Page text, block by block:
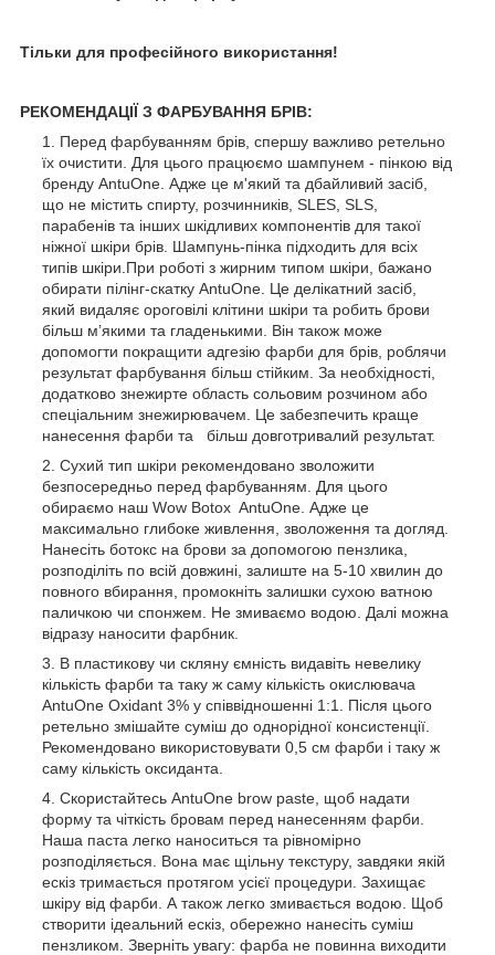
Тільки для професійного використання!
РЕКОМЕНДАЦІЇ З ФАРБУВАННЯ БРІВ:
Перед фарбуванням брів, спершу важливо ретельно
їх очистити. Для цього працюємо шампунем - пінкою від
бренду AntuOne. Адже це м'який та дбайливий засіб,
що не містить спирту, розчинників, SLES, SLS,
парабенів та інших шкідливих компонентів для такої
ніжної шкіри брів. Шампунь-пінка підходить для всіх
типів шкіри.При роботі з жирним типом шкіри, бажано
обирати пілінг-скатку AntuOne. Це делікатний засіб,
який видаляє ороговілі клітини шкіри та робить брови
більш м’якими та гладенькими. Він також може
допомогти покращити адгезію фарби для брів, роблячи
результат фарбування більш стійким. За необхідності,
додатково знежирте область сольовим розчином або
спеціальним знежирювачем. Це забезпечить краще
нанесення фарби та більш довготривалий результат.
Сухий тип шкіри рекомендовано зволожити
безпосередньо перед фарбуванням. Для цього
обираємо наш Wow Botox AntuOne. Адже це
максимально глибоке живлення, зволоження та догляд.
Нанесіть ботокс на брови за допомогою пензлика,
розподіліть по всій довжині, залиште на 5-10 хвилин до
повного вбирання, промокніть залишки сухою ватною
паличкою чи спонжем. Не змиваємо водою. Далі можна
відразу наносити фарбник.
В пластикову чи скляну ємність видавіть невелику
кількість фарби та таку ж саму кількість окислювача
AntuOne Oxidant 3% у співвідношенні 1:1. Після цього
ретельно змішайте суміш до однорідної консистенції.
Рекомендовано використовувати 0,5 см фарби і таку ж
саму кількість оксиданта.
Скористайтесь AntuOne brow paste, щоб надати
форму та чіткість бровам перед нанесенням фарби.
Наша паста легко наноситься та рівномірно
розподіляється. Вона має щільну текстуру, завдяки якій
ескіз тримається протягом усієї процедури. Захищає
шкіру від фарби. А також легко змивається водою. Щоб
створити ідеальний ескіз, обережно нанесіть суміш
пензликом. Зверніть увагу: фарба не повинна виходити